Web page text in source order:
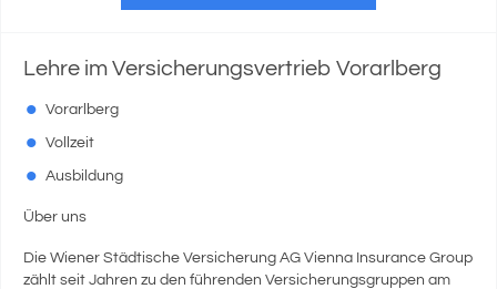
Lehre im Versicherungsvertrieb Vorarlberg
Vorarlberg
Vollzeit
Ausbildung
Über uns
Die Wiener Städtische Versicherung AG Vienna Insurance Group
zählt seit Jahren zu den führenden Versicherungsgruppen am